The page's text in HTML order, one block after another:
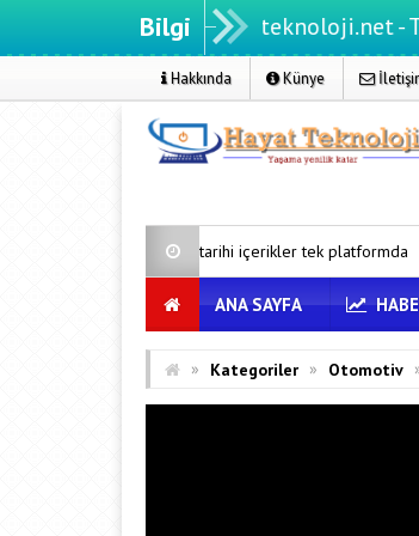
Bilgi
Hayatteknoloji.net -
Hakkında Künye
tarihi içerikler tek platformda Microsoft’un
ANA SAYFA
» Kategoriler » Otomotiv